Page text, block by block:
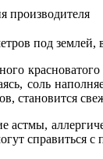
производителя
под землей,
соль
становится
астмы,
справиться с